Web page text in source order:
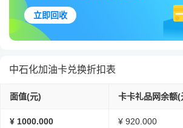
立即回收
中石化加油卡兑换折扣表
面值(元) 卡卡礼品网余额(
¥ 1000.000 ¥ 920.000